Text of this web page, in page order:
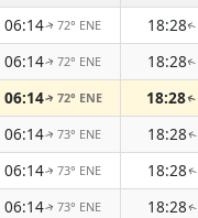
06:14↑72° ENE 18:28↑
06:14↑72° ENE 18:28↑
06:14↑ 72° ENE 18:28↑
06:14↑73° ENE 18:28↑
06:14↑73° ENE 18:28↑
06:14↑73° ENE 18:28↑